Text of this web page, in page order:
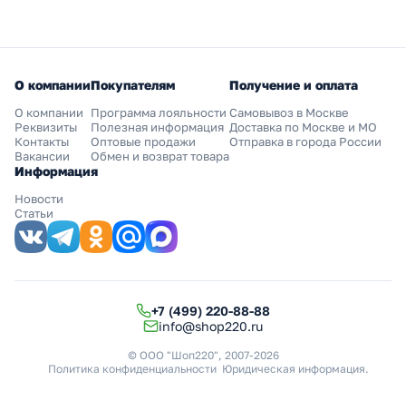
О компании
О компании
Реквизиты
Контакты
Вакансии
Покупателям
Программа лояльности
Полезная информация
Оптовые продажи
Обмен и возврат товара
Получение и оплата
Самовывоз в Москве
Доставка по Москве и МО
Отправка в города России
Информация
Новости
Статьи
+7 (499) 220-88-88
info@shop220.ru
© ООО "Шоп220", 2007-2026
Политика конфиденциальности Юридическая информация.